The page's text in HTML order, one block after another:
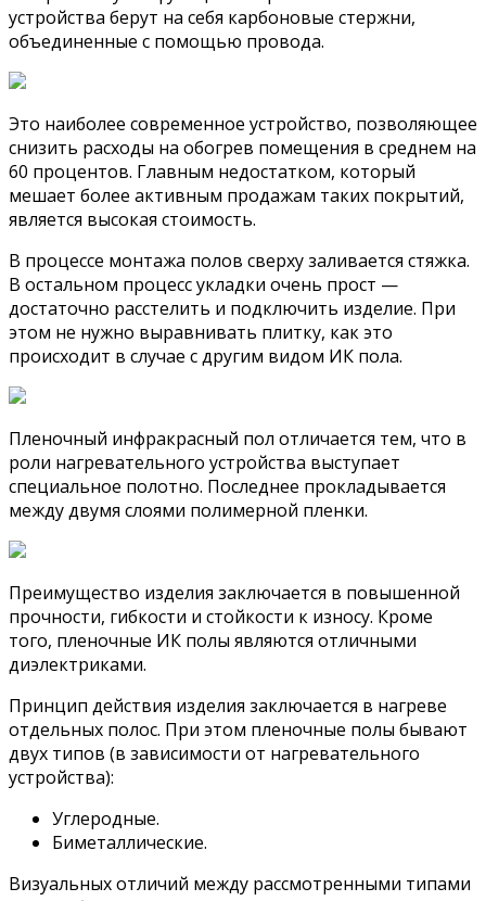
устройства берут на себя карбоновые стержни,
объединенные с помощью провода.
Это наиболее современное устройство, позволяющее
снизить расходы на обогрев помещения в среднем на
60 процентов. Главным недостатком, который
мешает более активным продажам таких покрытий,
является высокая стоимость.
В процессе монтажа полов сверху заливается стяжка.
В остальном процесс укладки очень прост —
достаточно расстелить и подключить изделие. При
этом не нужно выравнивать плитку, как это
происходит в случае с другим видом ИК пола.
Пленочный инфракрасный пол отличается тем, что в
роли нагревательного устройства выступает
специальное полотно. Последнее прокладывается
между двумя слоями полимерной пленки.
Преимущество изделия заключается в повышенной
прочности, гибкости и стойкости к износу. Кроме
того, пленочные ИК полы являются отличными
диэлектриками.
Принцип действия изделия заключается в нагреве
отдельных полос. При этом пленочные полы бывают
двух типов (в зависимости от нагревательного
устройства):
Углеродные.
Биметаллические.
Визуальных отличий между рассмотренными типами